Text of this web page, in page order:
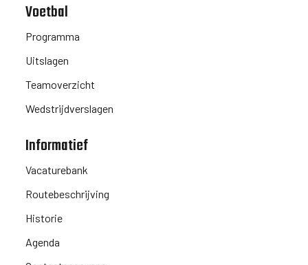
Voetbal
Programma
Uitslagen
Teamoverzicht
Wedstrijdverslagen
Informatief
Vacaturebank
Routebeschrijving
Historie
Agenda